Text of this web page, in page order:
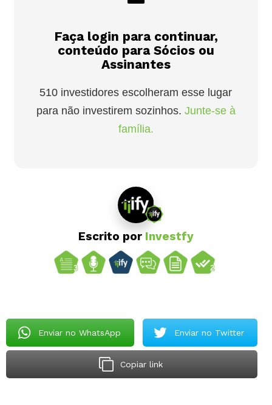
Faça login para continuar,
conteúdo para Sócios ou
Assinantes
510 investidores escolheram esse lugar
para não investirem sozinhos. Junte-se à
família.
Escrito por Investfy
Enviar no WhatsApp Enviar no Twitter
Copiar link